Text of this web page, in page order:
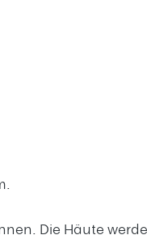
Die Häute